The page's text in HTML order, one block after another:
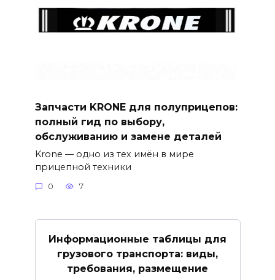
Запчасти KRONE для полуприцепов:
полный гид по выбору,
обслуживанию и замене деталей
Krone — одно из тех имён в мире
прицепной техники
0 7
Информационные таблицы для
грузового транспорта: виды,
требования, размещение